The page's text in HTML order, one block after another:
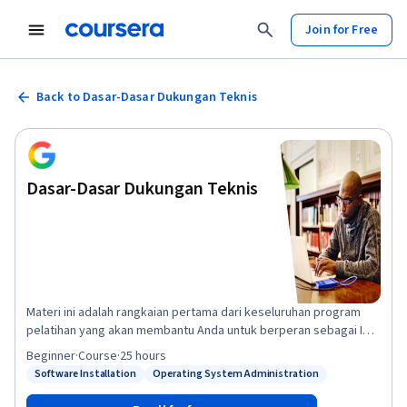
Join for Free
Back to Dasar-Dasar Dukungan Teknis
Dasar-Dasar Dukungan Teknis
Materi ini adalah rangkaian pertama dari keseluruhan program
pelatihan yang akan membantu Anda untuk berperan sebagai IT
Support Specialist tingkat pemula. Dalam kursus ini, Anda akan
diperkenalkan ke dunia Teknologi Informasi, atau IT. Anda akan
perangkat keras komputer, Internet, perangkat lunak komputer,
Status: Software Installation
Software Installation
Status: Operating System Administration
Operating System Administration
Beginner·Course·25 hours